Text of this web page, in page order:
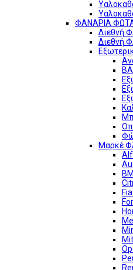
ΦΑΝΑΡΙΑ
Διεθνή
Διεθνή
Μαρκέ